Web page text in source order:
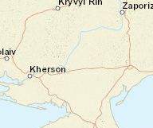
fleuries, ruelles